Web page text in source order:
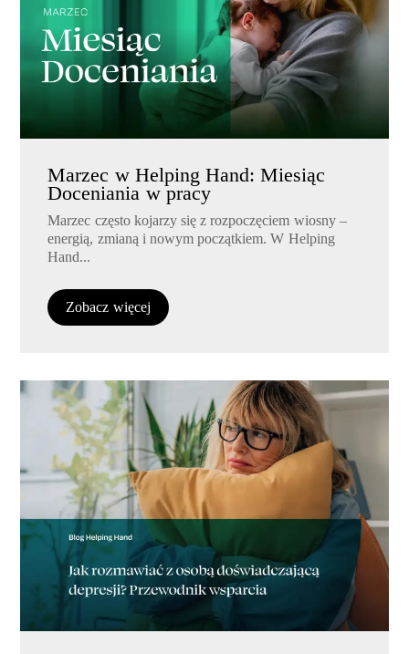
Marzec w Helping Hand: Miesiąc
Doceniania w pracy
Marzec często kojarzy się z rozpoczęciem wiosny –
energią, zmianą i nowym początkiem. W Helping
Hand...
Zobacz więcej